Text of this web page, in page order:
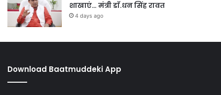
शाखाएं… मंत्री डाॅ.धन सिंह रावत
4 days ago
Download Baatmuddeki App